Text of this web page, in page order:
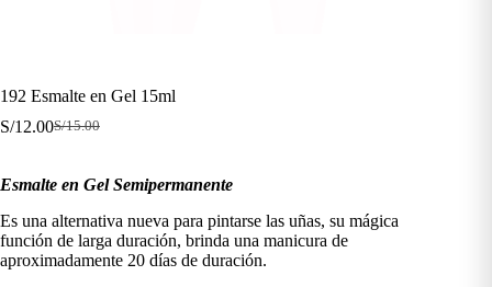
192 Esmalte en Gel 15ml
S/15.00
El
era:
S/15.00.
S/12.00El
es:
S/12.00.
Esmalte en Gel Semipermanente
Es una alternativa nueva para pintarse las uñas, su mágica
función de larga duración, brinda una manicura de
aproximadamente 20 días de duración.